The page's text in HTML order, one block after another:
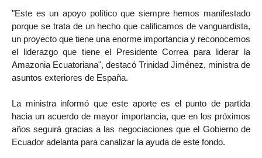
"Este es un apoyo político que siempre hemos manifestado
porque se trata de un hecho que calificamos de vanguardista,
un proyecto que tiene una enorme importancia y reconocemos
el liderazgo que tiene el Presidente Correa para liderar la
Amazonia Ecuatoriana", destacó Trinidad Jiménez, ministra de
asuntos exteriores de España.
La ministra informó que este aporte es el punto de partida
hacia un acuerdo de mayor importancia, que en los próximos
años seguirá gracias a las negociaciones que el Gobierno de
Ecuador adelanta para canalizar la ayuda de este fondo.